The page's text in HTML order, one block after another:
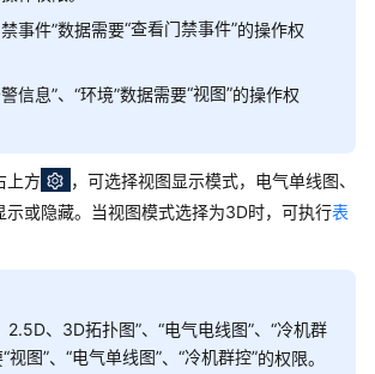
事件”数据需要“查看门禁事件”的操作权
信息”、“环境”数据需要“视图”的操作权
上方
，可选择视图显示模式，电气单线图、
示或隐藏。当视图模式选择为3D时，可执行表
2.5D、3D拓扑图”、“电气电线图”、“冷机群
“视图”、 “电气单线图”、 “冷机群控”的权限。